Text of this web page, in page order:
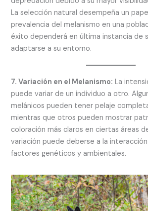
La selección natural desempeña un
prevalencia del melanismo en una
éxito dependerá en última instancia de
adaptarse a su entorno.
7. Variación en el Melanismo: La
puede variar de un individuo a otro.
melánicos pueden tener pelaje
mientras que otros pueden mostrar
coloración más claros en ciertas áreas
variación puede deberse a la
factores genéticos y ambientales.